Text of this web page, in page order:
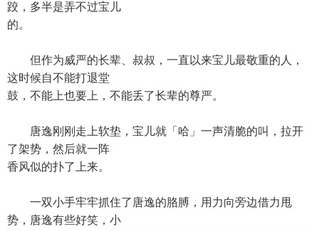
跤，多半是弄不过宝儿
的。
但作为威严的长辈、叔叔，一直以来宝儿最敬重的人，
这时候自不能打退堂
鼓，不能上也要上，不能丢了长辈的尊严。
唐逸刚刚走上软垫，宝儿就「哈」一声清脆的叫，拉开
了架势，然后就一阵
香风似的扑了上来。
一双小手牢牢抓住了唐逸的胳膊，用力向旁边借力甩
势，唐逸有些好笑，小